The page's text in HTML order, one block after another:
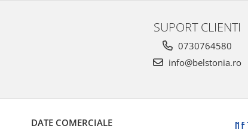
SUPORT CLIENTI
0730764580
info@belstonia.ro
DATE COMERCIALE